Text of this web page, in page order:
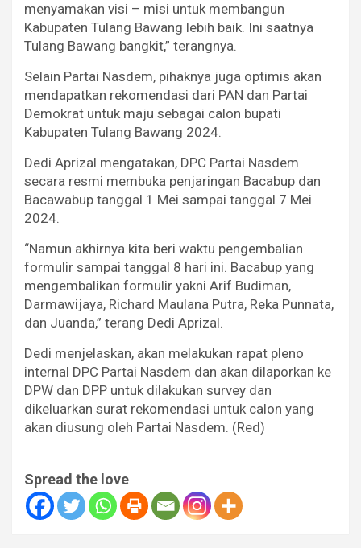
menyamakan visi – misi untuk membangun
Kabupaten Tulang Bawang lebih baik. Ini saatnya
Tulang Bawang bangkit,” terangnya.
Selain Partai Nasdem, pihaknya juga optimis akan
mendapatkan rekomendasi dari PAN dan Partai
Demokrat untuk maju sebagai calon bupati
Kabupaten Tulang Bawang 2024.
Dedi Aprizal mengatakan, DPC Partai Nasdem
secara resmi membuka penjaringan Bacabup dan
Bacawabup tanggal 1 Mei sampai tanggal 7 Mei
2024.
“Namun akhirnya kita beri waktu pengembalian
formulir sampai tanggal 8 hari ini. Bacabup yang
mengembalikan formulir yakni Arif Budiman,
Darmawijaya, Richard Maulana Putra, Reka Punnata,
dan Juanda,” terang Dedi Aprizal.
Dedi menjelaskan, akan melakukan rapat pleno
internal DPC Partai Nasdem dan akan dilaporkan ke
DPW dan DPP untuk dilakukan survey dan
dikeluarkan surat rekomendasi untuk calon yang
akan diusung oleh Partai Nasdem. (Red)
Spread the love